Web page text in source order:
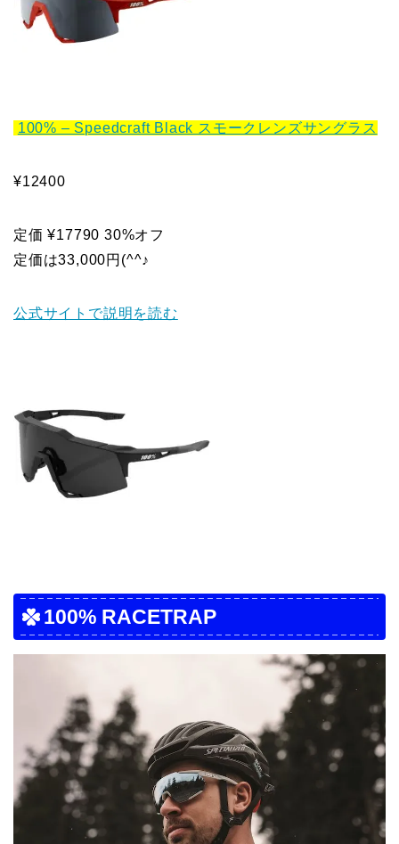
100% – Speedcraft Black スモークレンズサングラス
¥12400
定価 ¥17790 30%オフ
定価は33,000円(^^♪
公式サイトで説明を読む
100% RACETRAP